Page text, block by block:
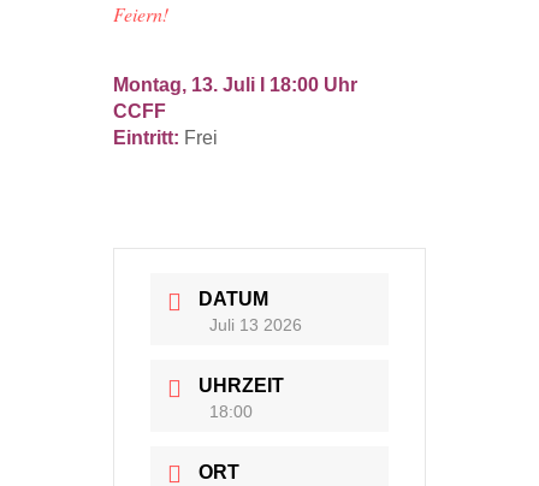
Feiern!
Montag, 13. Juli I 18:00 Uhr
CCFF
Eintritt: Frei
DATUM
Juli 13 2026
UHRZEIT
18:00
ORT